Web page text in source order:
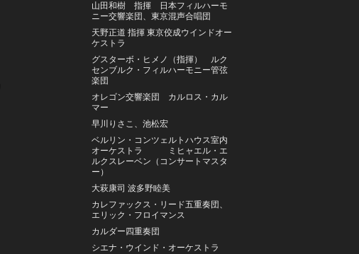
山田和樹 指揮 日本フィルハーモ
ニー交響楽団、東京混声合唱団
天野正道 指揮 東京佼成ウインドオー
ケストラ
グスターボ・ヒメノ（指揮） ルク
センブルク・フィルハーモニー管弦
楽団
オレゴン交響楽団 カルロス・カル
マー
早川りさこ、池松宏
ベルリン・コンツェルトハウス室内
オーケストラ ミヒャエル・エ
ルクスレーベン（コンサートマスタ
ー）
大萩康司 波多野睦美
カレファックス・リード五重奏団、
エリック・フロイマンス
カルダー四重奏団
シエナ・ウインド・オーケストラ